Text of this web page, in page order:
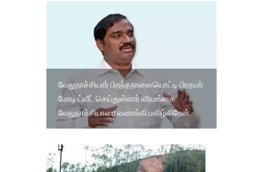
வேலுநாச்சியார் பிறந்தநாளையொட்டி பிரதமர்
மோடி ட்வீட் செய்துள்ளார்.வீரமங்கை
வேலுநாச்சியாரை வணங்கி மகிழ்கிறேன்